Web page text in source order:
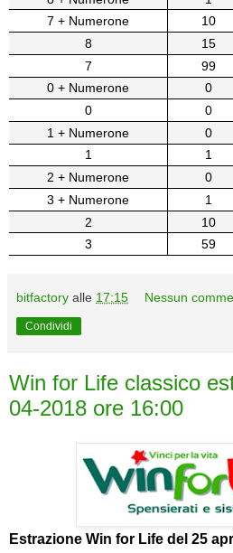
7 + Numerone
10
8
15
7
99
0 + Numerone
0
0
0
1 + Numerone
0
1
1
2 + Numerone
0
3 + Numerone
1
2
10
3
59
bitfactory alle 17:15 Nessun
Condividi
Win for Life classico
04-2018 ore 16:00
Estrazione Win for Life del 25